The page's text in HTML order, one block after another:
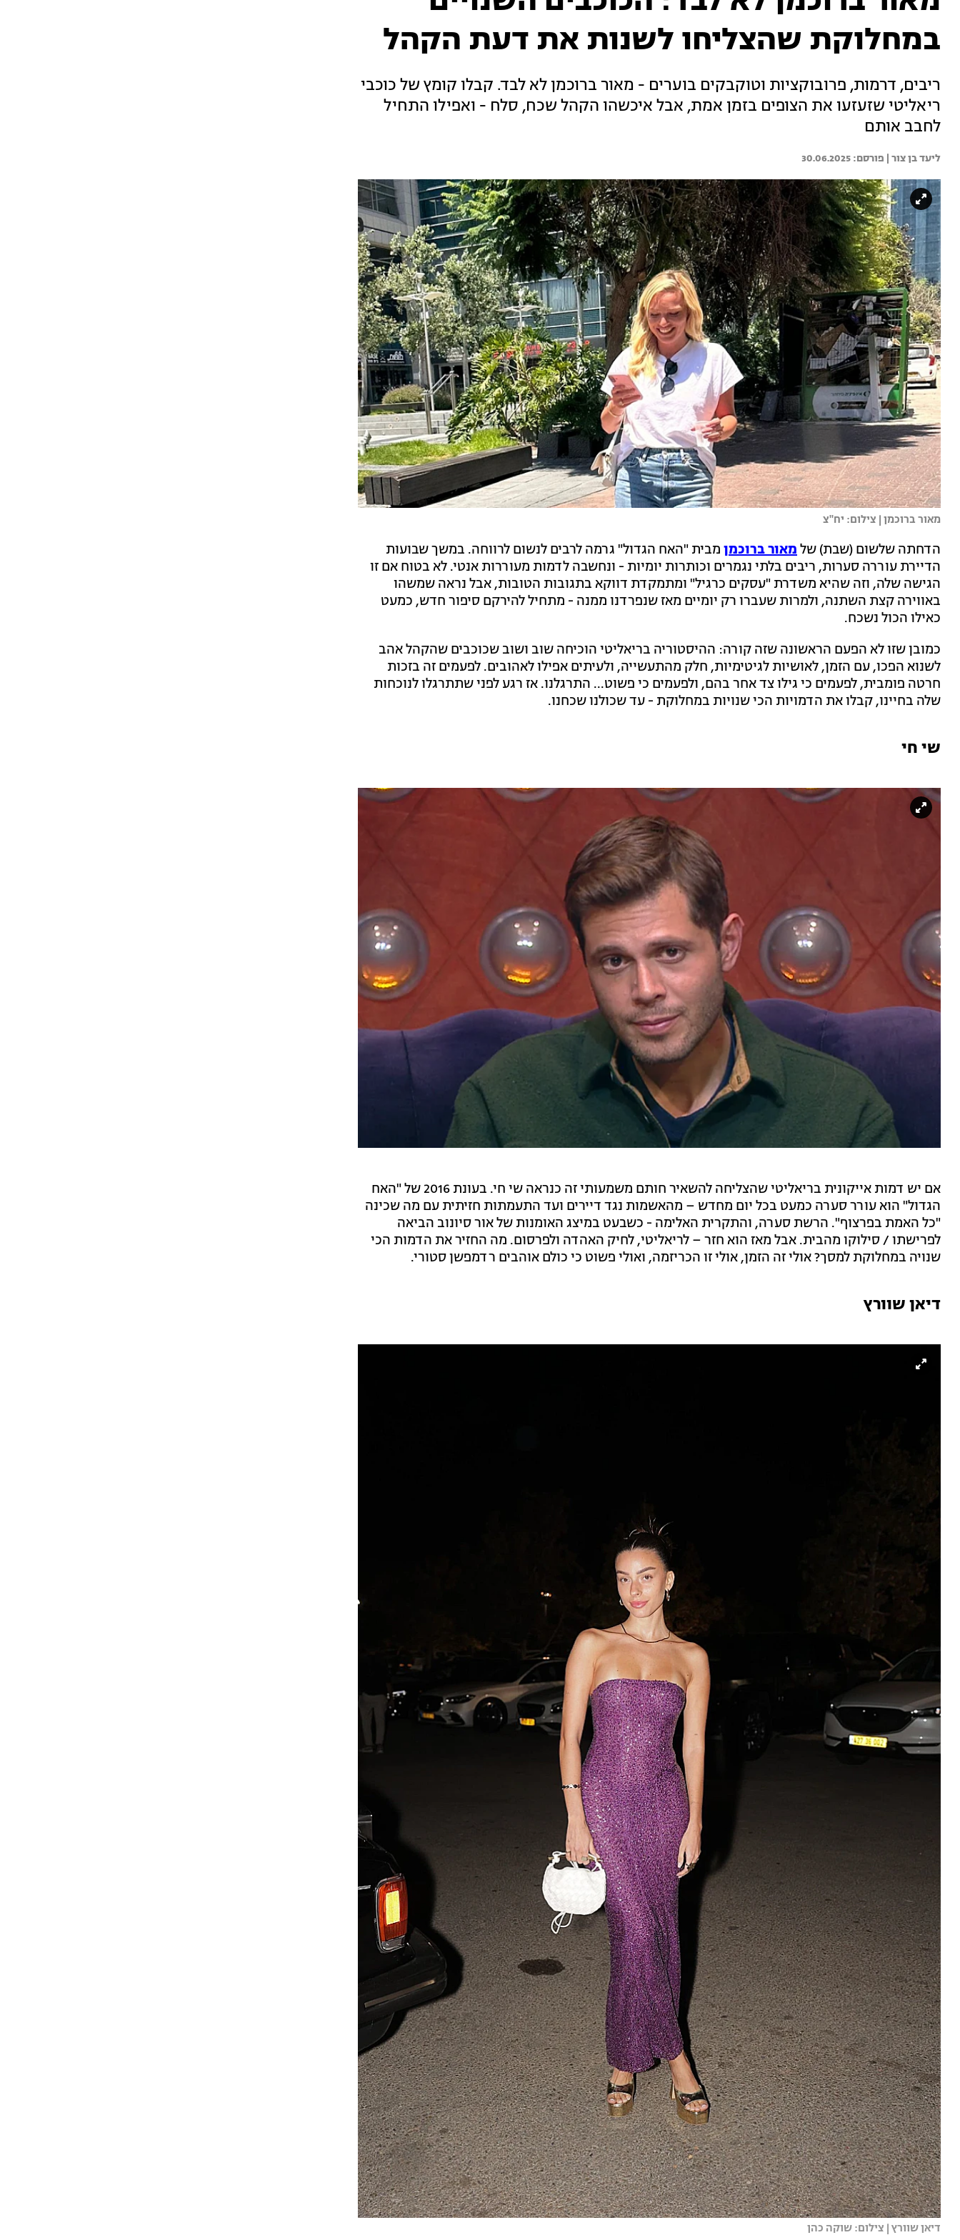
במחלוקת שהצליחו לשנות את דעת הקהל
ריבים, דרמות, פרובוקציות וטוקבקים בוערים - מאור ברוכמן לא לבד. קבלו קומץ של כוכבי
ריאליטי שזעזעו את הצופים בזמן אמת, אבל איכשהו הקהל שכח, סלח - ואפילו התחיל
לחבב אותם
ליעד בן צור | 30.06.2025
מאור ברוכמן | צילום: יח"צ
הדחתה שלשום (שבת) שלמאור ברוכמן מבית "האח הגדול" גרמה לרבים לנשום לרווחה. במשך שבועות
הדיירת עוררה סערות, ריבים בלתי נגמרים וכותרות יומיות - ונחשבה לדמות מעוררות אנטי. לא בטוח אם זו
הגישה שלה, וזה שהיא משדרת "עסקים כרגיל" ומתמקדת דווקא בתגובות הטובות, אבל נראה שמשהו
באווירה קצת השתנה, ולמרות שעברו רק יומיים מאז שנפרדנו ממנה - מתחיל להירקם סיפור חדש, כמעט
כאילו הכול נשכח.
כמובן שזו לא הפעם הראשונה שזה קורה: ההיסטוריה בריאליטי הוכיחה שוב ושוב שכוכבים שהקהל אהב
לשנוא הפכו, עם הזמן, לאושיות לגיטימיות, חלק מהתעשייה, ולעיתים אפילו לאהובים. לפעמים זה בזכות
חרטה פומבית, לפעמים כי גילו צד אחר בהם, ולפעמים כי פשוט... התרגלנו. אז רגע לפני שתתרגלו לנוכחות
שלה בחיינו, קבלו את הדמויות הכי שנויות במחלוקת - עד שכולנו שכחנו.
שי חי
אם יש דמות אייקונית בריאליטי שהצליחה להשאיר חותם משמעותי זה כנראה שי חי. בעונת 2016 של "האח
הגדול" הוא עורר סערה כמעט בכל יום מחדש – מהאשמות נגד דיירים ועד התעמתות חזיתית עם מה שכינה
"כל האמת בפרצוף". הרשת סערה, והתקרית האלימה - כשבעט במיצג האומנות של אור סיונוב הביאה
לפרישתו / סילוקו מהבית. אבל מאז הוא חזר – לריאליטי, לחיק האהדה ולפרסום. מה החזיר את הדמות הכי
שנויה במחלוקת למסך? אולי זה הזמן, אולי זו הכריזמה, ואולי פשוט כי כולם אוהבים רדמפשן סטורי.
דיאן שוורץ
דיאן שוורץ | צילום: שוקה כהן